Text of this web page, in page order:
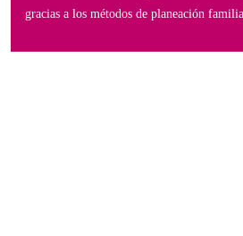
gracias a los métodos de planeación